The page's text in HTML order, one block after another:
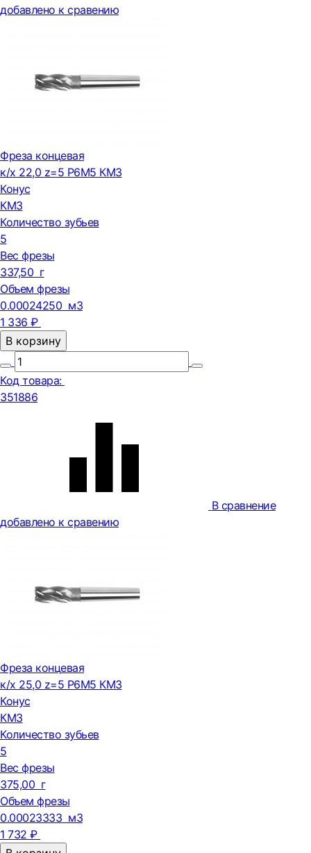
добавлено к сравению
Фреза концевая
к/х 22,0 z=5 Р6М5 КМ3
Конус
КМ3
Количество зубьев
5
Вес фрезы
337,50 г
Объем фрезы
0.00024250 м3
1 336 ₽
В корзину
Код товара:
351886
В сравнение
добавлено к сравению
Фреза концевая
к/х 25,0 z=5 Р6М5 КМ3
Конус
КМ3
Количество зубьев
5
Вес фрезы
375,00 г
Объем фрезы
0.00023333 м3
1 732 ₽